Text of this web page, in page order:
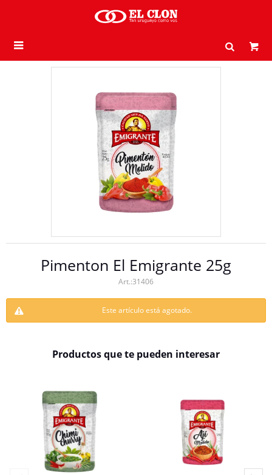

Pimenton El Emigrante 25g
31406
Este artículo está agotado.
Productos que te pueden interesar